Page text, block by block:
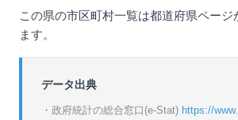
この県の市区町村一覧は都道府県ページ
ます。
データ出典
・政府統計の総合窓口(e-Stat) https://